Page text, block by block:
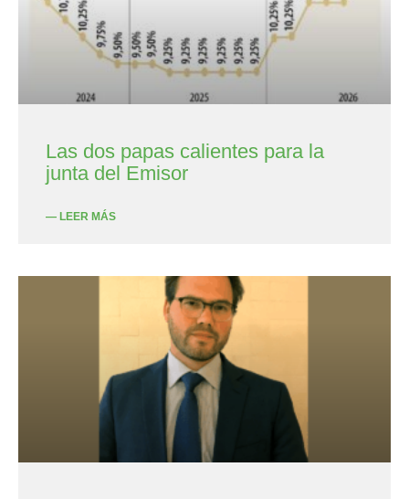
Las dos papas calientes para la
junta del Emisor
— LEER MÁS